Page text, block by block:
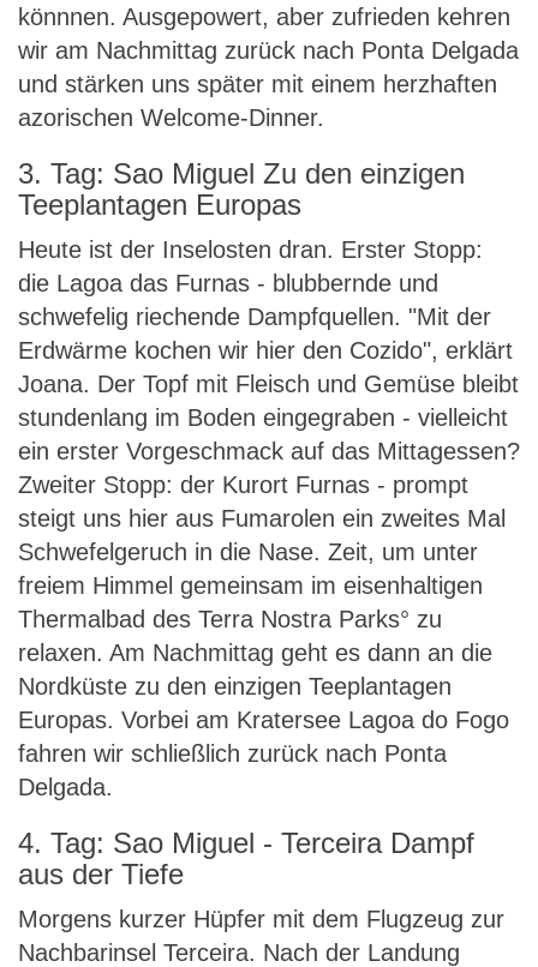
könnnen. Ausgepowert, aber zufrieden kehren
wir am Nachmittag zurück nach Ponta Delgada
und stärken uns später mit einem herzhaften
azorischen Welcome-Dinner.
3. Tag: Sao Miguel Zu den einzigen
Teeplantagen Europas
Heute ist der Inselosten dran. Erster Stopp:
die Lagoa das Furnas - blubbernde und
schwefelig riechende Dampfquellen. "Mit der
Erdwärme kochen wir hier den Cozido", erklärt
Joana. Der Topf mit Fleisch und Gemüse bleibt
stundenlang im Boden eingegraben - vielleicht
ein erster Vorgeschmack auf das Mittagessen?
Zweiter Stopp: der Kurort Furnas - prompt
steigt uns hier aus Fumarolen ein zweites Mal
Schwefelgeruch in die Nase. Zeit, um unter
freiem Himmel gemeinsam im eisenhaltigen
Thermalbad des Terra Nostra Parks° zu
relaxen. Am Nachmittag geht es dann an die
Nordküste zu den einzigen Teeplantagen
Europas. Vorbei am Kratersee Lagoa do Fogo
fahren wir schließlich zurück nach Ponta
Delgada.
4. Tag: Sao Miguel - Terceira Dampf
aus der Tiefe
Morgens kurzer Hüpfer mit dem Flugzeug zur
Nachbarinsel Terceira. Nach der Landung